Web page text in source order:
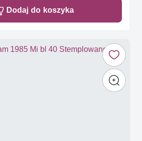
Dodaj do koszyka